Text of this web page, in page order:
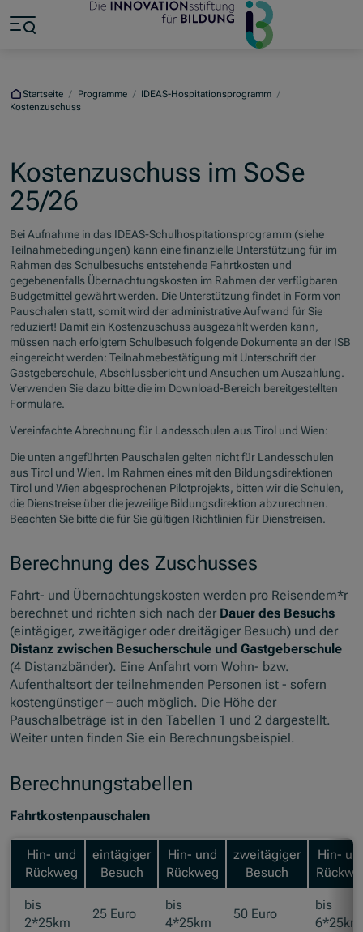
Zum Hauptinhalt springen
Zum Footer springen
Startseite / Programme / IDEAS-Hospitationsprogramm /
Kostenzuschuss
Kostenzuschuss im SoSe
25/26
Bei Aufnahme in das IDEAS-Schulhospitationsprogramm (siehe
Teilnahmebedingungen) kann eine finanzielle Unterstützung für im
Rahmen des Schulbesuchs entstehende Fahrtkosten und
gegebenenfalls Übernachtungskosten im Rahmen der verfügbaren
Budgetmittel gewährt werden. Die Unterstützung findet in Form von
Pauschalen statt, somit wird der administrative Aufwand für Sie
reduziert! Damit ein Kostenzuschuss ausgezahlt werden kann,
müssen nach erfolgtem Schulbesuch folgende Dokumente an der ISB
eingereicht werden: Teilnahmebestätigung mit Unterschrift der
Gastgeberschule, Abschlussbericht und Ansuchen um Auszahlung.
Verwenden Sie dazu bitte die im Download-Bereich bereitgestellten
Formulare.
Vereinfachte Abrechnung für Landesschulen aus Tirol und Wien:
Die unten angeführten Pauschalen gelten nicht für Landesschulen
aus Tirol und Wien. Im Rahmen eines mit den Bildungsdirektionen
Tirol und Wien abgesprochenen Pilotprojekts, bitten wir die Schulen,
die Dienstreise über die jeweilige Bildungsdirektion abzurechnen.
Beachten Sie bitte die für Sie gültigen Richtlinien für Dienstreisen.
Berechnung des Zuschusses
Fahrt- und Übernachtungskosten werden pro Reisendem*r
berechnet und richten sich nach der Dauer des Besuchs
(eintägiger, zweitägiger oder dreitägiger Besuch) und der
Distanz zwischen Besucherschule und Gastgeberschule
(4 Distanzbänder). Eine Anfahrt vom Wohn- bzw.
Aufenthaltsort der teilnehmenden Personen ist - sofern
kostengünstiger – auch möglich. Die Höhe der
Pauschalbeträge ist in den Tabellen 1 und 2 dargestellt.
Weiter unten finden Sie ein Berechnungsbeispiel.
Berechnungstabellen
Fahrtkostenpauschalen
Hin- und
Rückweg
eintägiger
Besuch
Hin- und
Rückweg
zweitägiger
Besuch
Hin-
bis
2*25km
25 Euro
bis
4*25km
50 Euro
bis
6*25km